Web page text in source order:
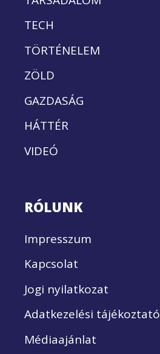
TECH
TÖRTÉNELEM
ZÖLD
GAZDASÁG
HÁTTÉR
VIDEÓ
RÓLUNK
Impresszum
Kapcsolat
Jogi nyilatkozat
Adatkezelési tájékoztató
Médiaajánlat